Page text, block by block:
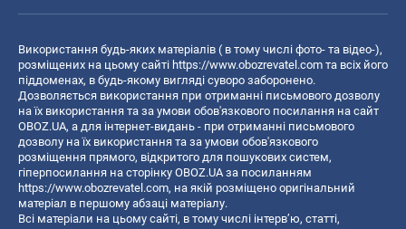
Використання будь-яких матеріалів ( в тому числі фото- та відео-),
розміщених на цьому сайті https://www.obozrevatel.com та всіх його
піддоменах, в будь-якому вигляді суворо заборонено.
Дозволяється використання при отриманні письмового дозволу
на їх використання та за умови обов'язкового посилання на сайт
OBOZ.UA, а для інтернет-видань - при отриманні письмового
дозволу на їх використання та за умови обов'язкового
розміщення прямого, відкритого для пошукових систем,
гіперпосилання на сторінку OBOZ.UA за посиланням
https://www.obozrevatel.com, на якій розміщено оригінальний
матеріал в першому абзаці матеріалу.
Всі матеріали на цьому сайті, в тому числі інтерв’ю, статті,